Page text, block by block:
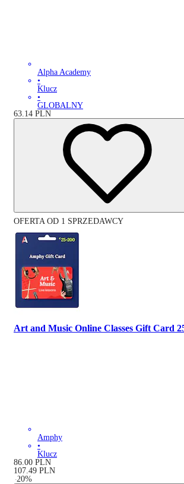
Alpha Academy
•
Klucz
•
GLOBALNY
63.14 PLN
OFERTA OD 1 SPRZEDAWCY
Art and Music Online Classes Gift Card
Amphy
•
Klucz
86.00 PLN
107.49 PLN
-20%